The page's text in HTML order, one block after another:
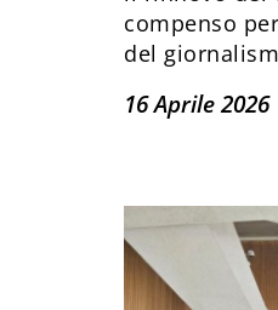
compenso
del
16 Aprile 2026